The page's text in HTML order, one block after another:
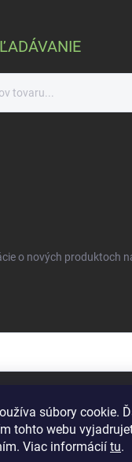
súbory cookie.
tohto webu
Viac informácií tu.
o nových produktoch